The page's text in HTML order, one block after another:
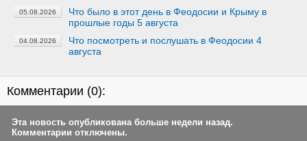
05.08.2026
Что было в этот день в Феодосии и Крыму в
прошлые годы 5 августа
04.08.2026
Что посмотреть и послушать в Феодосии 4
августа
Комментарии (0):
Эта новость опубликована больше недели назад.
Комментарии отключены.